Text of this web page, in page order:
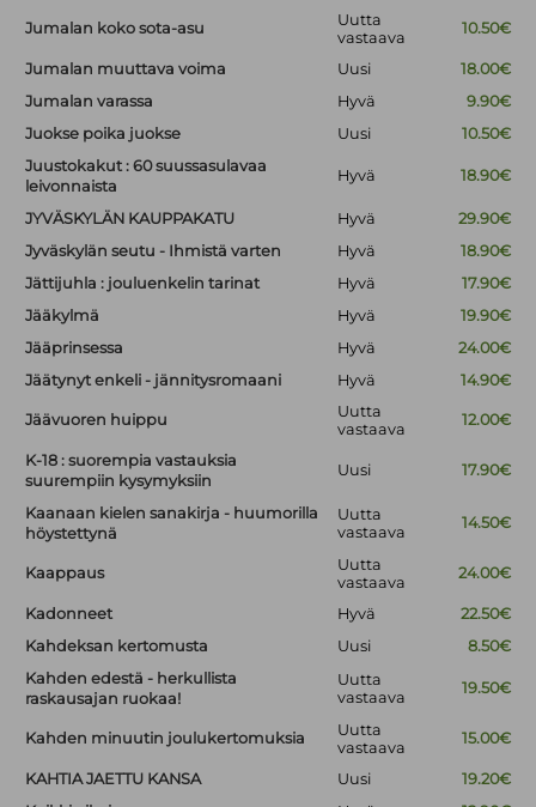
Jumalan koko sota-asu
Uutta
vastaava
10.50€
Jumalan muuttava voima Uusi
18.00€
Jumalan varassa
Hyvä
9.90€
Juokse poika juokse
Uusi
10.50€
Juustokakut : 60 suussasulavaa
leivonnaista
Hyvä 18.90€
JYVÄSKYLÄN KAUPPAKATU Hyvä
29.90€
Jyväskylän seutu - Ihmistä varten
Hyvä
18.90€
Jättijuhla : jouluenkelin tarinat
Hyvä
17.90€
Jääkylmä
Hyvä
19.90€
Jääprinsessa
Hyvä
24.00€
Jäätynyt enkeli - jännitysromaani
Hyvä 14.90€
Jäävuoren huippu
Uutta
vastaava
12.00€
K-18 : suorempia vastauksia
suurempiin kysymyksiin
Uusi 17.90€
Kaanaan kielen sanakirja - huumorilla
höystettynä
Uutta
vastaava
14.50€
Kaappaus
Uutta
vastaava
24.00€
Kadonneet Hyvä
22.50€
Kahdeksan kertomusta
Uusi
8.50€
Kahden edestä - herkullista
raskausajan ruokaa!
Uutta
vastaava
19.50€
Kahden minuutin joulukertomuksia
Uutta
vastaava
15.00€
KAHTIA JAETTU KANSA Uusi
19.20€